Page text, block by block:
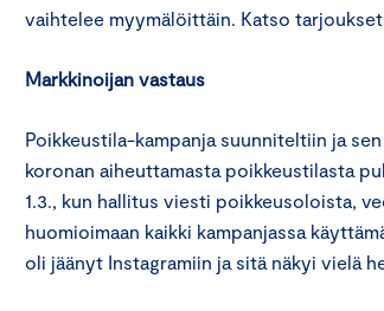
vaihtelee myymälöittäin. Katso
Markkinoijan vastaus
Poikkeustila-kampanja suunniteltiin ja
koronan aiheuttamasta poikkeustilasta
1.3., kun hallitus viesti poikkeusoloista,
huomioimaan kaikki kampanjassa
oli jäänyt Instagramiin ja sitä näkyi vielä